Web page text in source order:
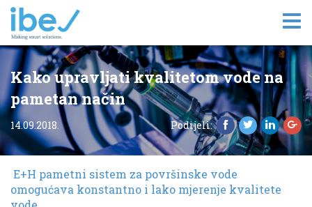
Kako upravljati kvalitetom vode na
pametan način
14.09.2018. Podijeli:
E+H pametni sistem za površinske vode
omogućava konstantno i lako mjerenje kvalitete